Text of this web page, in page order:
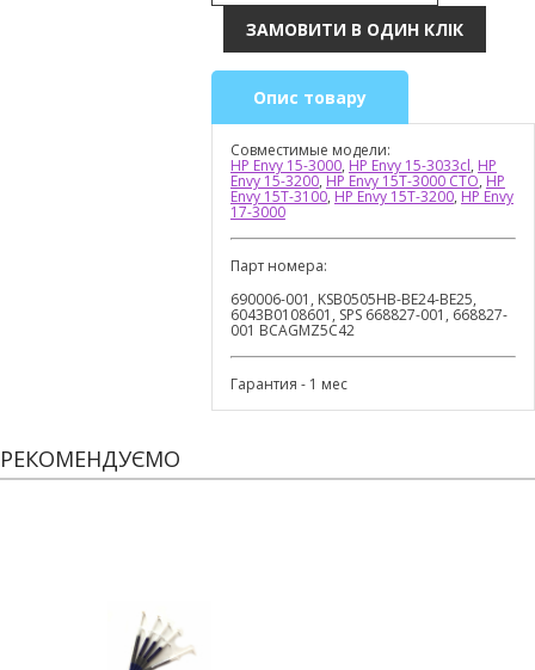
Опис товару
Совместимые модели:
HP Envy 15-3000, HP Envy 15-3033cl, HP
Envy 15-3200, HP Envy 15T-3000 CTO, HP
Envy 15T-3100, HP Envy 15T-3200, HP Envy
17-3000
Парт номера:
690006-001, KSB0505HB-BE24-BE25,
6043B0108601, SPS 668827-001, 668827-
001 BCAGMZ5C42
Гарантия - 1 мес
РЕКОМЕНДУЄМО